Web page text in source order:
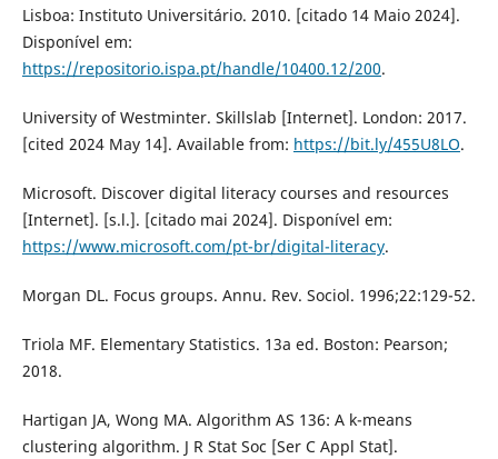
Lisboa: Instituto Universitário. 2010. [citado 14 Maio 2024].
Disponível em:
https://repositorio.ispa.pt/handle/10400.12/200.
University of Westminter. Skillslab [Internet]. London: 2017.
[cited 2024 May 14]. Available from: https://bit.ly/455U8LO.
Microsoft. Discover digital literacy courses and resources
[Internet]. [s.l.]. [citado mai 2024]. Disponível em:
https://www.microsoft.com/pt-br/digital-literacy.
Morgan DL. Focus groups. Annu. Rev. Sociol. 1996;22:129-52.
Triola MF. Elementary Statistics. 13a ed. Boston: Pearson;
2018.
Hartigan JA, Wong MA. Algorithm AS 136: A k-means
clustering algorithm. J R Stat Soc [Ser C Appl Stat].